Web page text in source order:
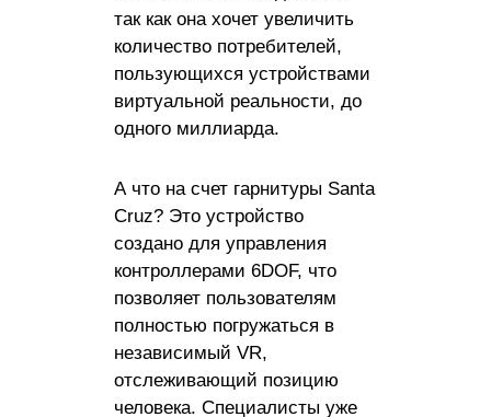
так как она хочет увеличить
количество потребителей,
пользующихся устройствами
виртуальной реальности, до
одного миллиарда.
А что на счет гарнитуры Santa
Cruz? Это устройство
создано для управления
контроллерами 6DOF, что
позволяет пользователям
полностью погружаться в
независимый VR,
отслеживающий позицию
человека. Специалисты уже